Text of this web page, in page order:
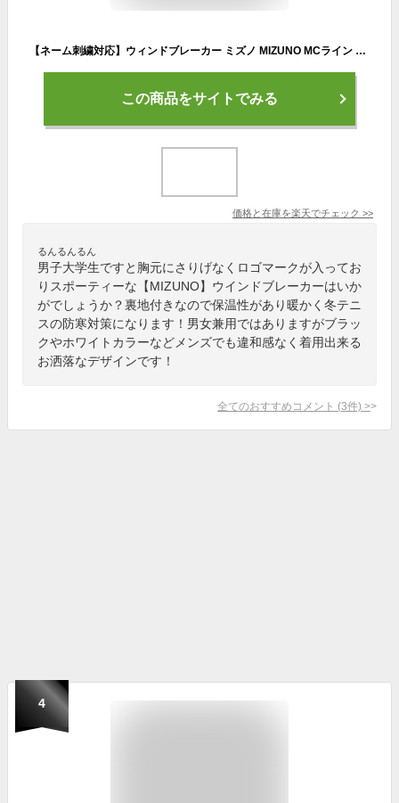
【ネーム刺繍対応】ウィンドブレーカー ミズノ MIZUNO MCライン ブレスサーモウォーマージャケット＆パンツ 上下セット 32MEC631-32MFC631 ユニセックス 男女兼用 ウィンドブレーカー 上下組 防寒 暖かい 軟式テニス バトミントン ウィンドブレーカー 上下組 男女兼用
この商品をサイトでみる
価格と在庫を楽天でチェック >>
るんるんるん
男子大学生ですと胸元にさりげなくロゴマークが入ってお
りスポーティーな【MIZUNO】ウインドブレーカーはいか
がでしょうか？裏地付きなので保温性があり暖かく冬テニ
スの防寒対策になります！男女兼用ではありますがブラッ
クやホワイトカラーなどメンズでも違和感なく着用出来る
お洒落なデザインです！
全てのおすすめコメント (3件) >
4